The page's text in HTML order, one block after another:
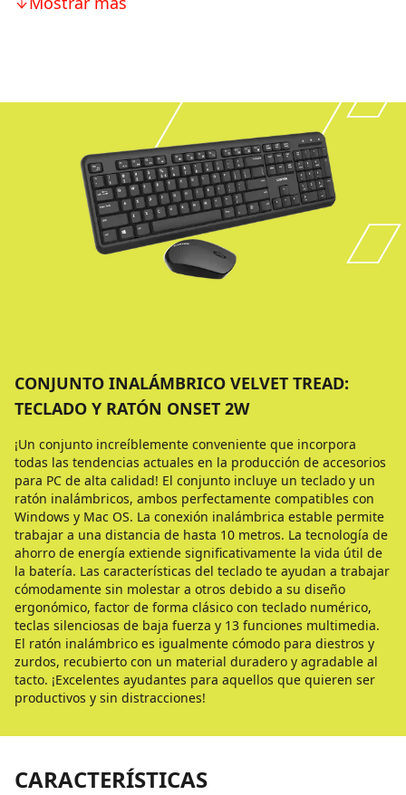
CONJUNTO INALÁMBRICO VELVET TREAD:
TECLADO Y RATÓN ONSET 2W
¡Un conjunto increíblemente conveniente que incorpora
todas las tendencias actuales en la producción de accesorios
para PC de alta calidad! El conjunto incluye un teclado y un
ratón inalámbricos, ambos perfectamente compatibles con
Windows y Mac OS. La conexión inalámbrica estable permite
trabajar a una distancia de hasta 10 metros. La tecnología de
ahorro de energía extiende significativamente la vida útil de
la batería. Las características del teclado te ayudan a trabajar
cómodamente sin molestar a otros debido a su diseño
ergonómico, factor de forma clásico con teclado numérico,
teclas silenciosas de baja fuerza y 13 funciones multimedia.
El ratón inalámbrico es igualmente cómodo para diestros y
zurdos, recubierto con un material duradero y agradable al
tacto. ¡Excelentes ayudantes para aquellos que quieren ser
productivos y sin distracciones!
CARACTERÍSTICAS